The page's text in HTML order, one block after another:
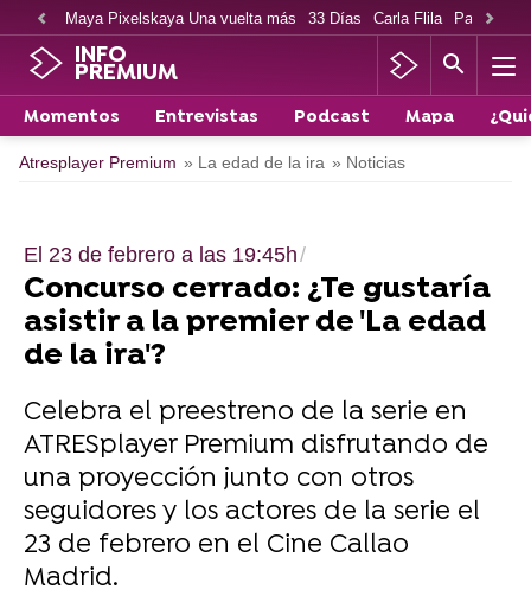
Maya Pixelskaya Una vuelta más 33 Días Carla Flila Paco
INFO
PREMIUM
Momentos Entrevistas Podcast Mapa
Atresplayer Premium » La edad de la ira » Noticias
El 23 de febrero a las 19:45h
Concurso cerrado: ¿Te gustaría
asistir a la premier de 'La edad
de la ira'?
Celebra el preestreno de la serie en
ATRESplayer Premium disfrutando de
una proyección junto con otros
seguidores y los actores de la serie el
23 de febrero en el Cine Callao
Madrid.